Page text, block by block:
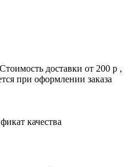
Стоимость доставки от 200 р ,
при оформлении заказа
качества